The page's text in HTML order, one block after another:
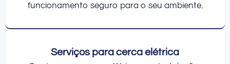
funcionamento seguro para o seu ambiente.
Serviços para cerca elétrica